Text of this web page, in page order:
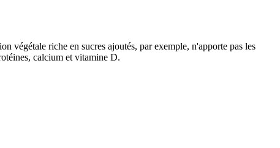
végétale riche en sucres ajoutés, par exemple, n'apporte pas les
calcium et vitamine D.